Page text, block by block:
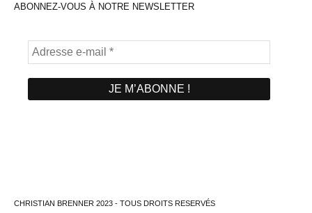
ABONNEZ-VOUS À NOTRE NEWSLETTER
CHRISTIAN BRENNER 2023 - TOUS DROITS RESERVÉS